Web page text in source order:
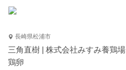
長崎県松浦市
三角直樹 | 株式会社みすみ養鶏場
鶏卵